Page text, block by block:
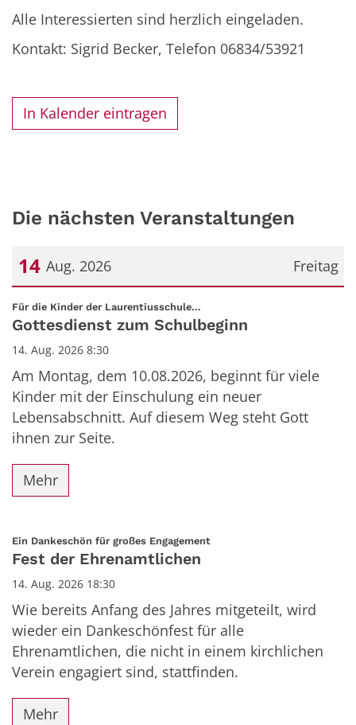
Alle Interessierten sind herzlich eingeladen.
Kontakt: Sigrid Becker, Telefon 06834/53921
In Kalender eintragen
Die nächsten Veranstaltungen
Freitag
14 Aug. 2026
Datum: 14. August 2026
Für die Kinder der Laurentiusschule...
Gottesdienst zum Schulbeginn
14. Aug. 2026 8:30
Am Montag, dem 10.08.2026, beginnt für viele
Kinder mit der Einschulung ein neuer
Lebensabschnitt. Auf diesem Weg steht Gott
ihnen zur Seite.
Mehr
Ein Dankeschön für großes Engagement:
Fest der Ehrenamtlichen
14. Aug. 2026 18:30
Wie bereits Anfang des Jahres mitgeteilt, wird
wieder ein Dankeschönfest für alle
Ehrenamtlichen, die nicht in einem kirchlichen
Verein engagiert sind, stattfinden.
Mehr